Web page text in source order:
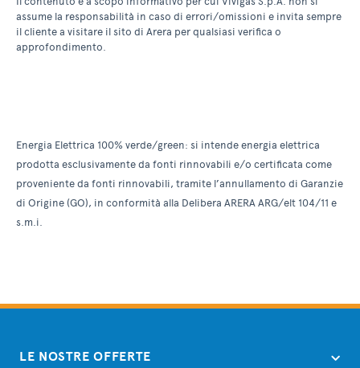
assume la responsabilità in caso di errori/omissioni e invita sempre
il cliente a visitare il sito di Arera per qualsiasi verifica o
approfondimento.
Energia Elettrica 100% verde/green: si intende energia elettrica
prodotta esclusivamente da fonti rinnovabili e/o certificata come
proveniente da fonti rinnovabili, tramite l’annullamento di Garanzie
di Origine (GO), in conformità alla Delibera ARERA ARG/elt 104/11 e
s.m.i.
LE NOSTRE OFFERTE